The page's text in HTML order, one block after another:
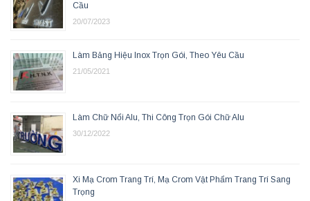
Cầu
20/07/2023
Làm Bảng Hiệu Inox Trọn Gói, Theo Yêu Cầu
21/05/2021
Làm Chữ Nổi Alu, Thi Công Trọn Gói Chữ Alu
30/12/2022
Xi Mạ Crom Trang Trí, Mạ Crom Vật Phẩm Trang Trí Sang
Trọng